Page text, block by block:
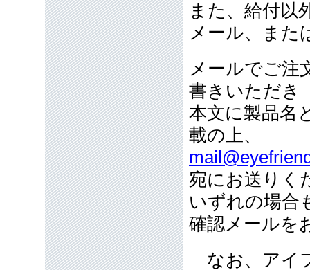
また、給付以
メール、また
メールでご注
書きいただき
本文に製品名
載の上、
宛にお送りく
いずれの場合
確認メールを
なお、アイ